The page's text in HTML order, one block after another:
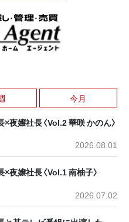
今月
夜嬢社長〈Vol.2 華咲 かのん〉
2026.08.01
夜嬢社長〈Vol.1 南柚子〉
2026.07.02